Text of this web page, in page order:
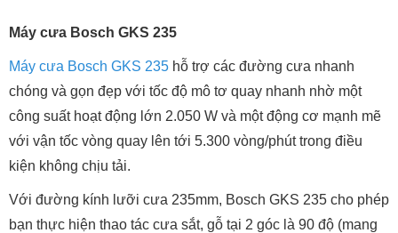
Máy cưa Bosch GKS 235
Máy cưa Bosch GKS 235 hỗ trợ các đường cưa nhanh
chóng và gọn đẹp với tốc độ mô tơ quay nhanh nhờ một
công suất hoạt động lớn 2.050 W và một động cơ mạnh mẽ
với vận tốc vòng quay lên tới 5.300 vòng/phút trong điều
kiện không chịu tải.
Với đường kính lưỡi cưa 235mm, Bosch GKS 235 cho phép
bạn thực hiện thao tác cưa sắt, gỗ tại 2 góc là 90 độ (mang